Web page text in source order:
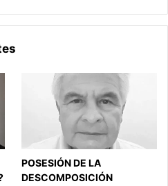
POSESIÓN DE LA
DESCOMPOSICIÓN